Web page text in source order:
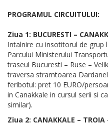
PROGRAMUL CIRCUITULUI:
Ziua 1: BUCURESTI –
Intalnire cu insotitorul de grup
Parcului Ministerului
traseul Bucuresti – Ruse –
traversa stramtoarea
feribotul: pret 10 EURO/
in Canakkale in cursul serii si
similar).
Ziua 2: CANAKKALE – TROIA